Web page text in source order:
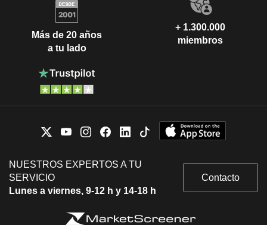
Más de 20 años
a tu lado
+ 1.300.000
miembros
NUESTROS EXPERTOS A TU
SERVICIO
Lunes a viernes, 9-12 h y 14-18 h
Contacto